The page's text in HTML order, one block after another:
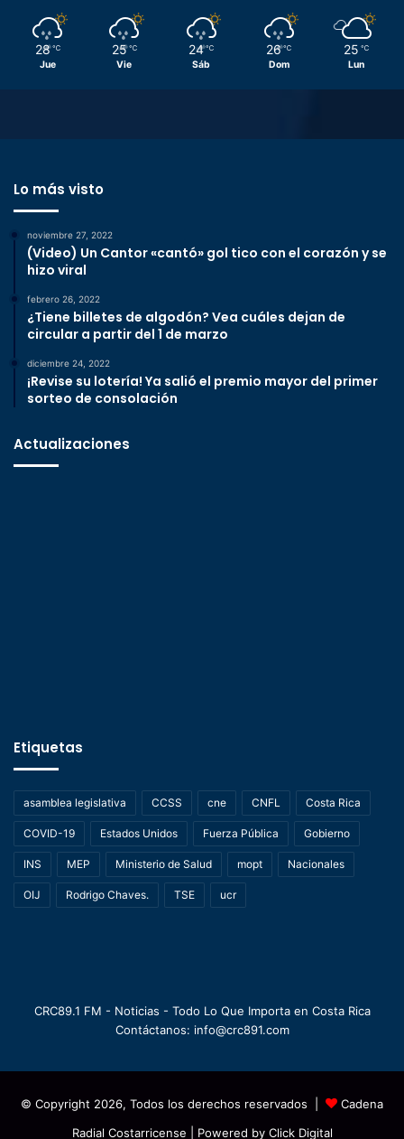
28 ℃
Jue
25 ℃
Vie
24 ℃
Sáb
26 ℃
Dom
25 ℃
Lun
Lo más visto
noviembre 27, 2022
(Video) Un Cantor «cantó» gol tico con el corazón y se
hizo viral
febrero 26, 2022
¿Tiene billetes de algodón? Vea cuáles dejan de
circular a partir del 1 de marzo
diciembre 24, 2022
¡Revise su lotería! Ya salió el premio mayor del primer
sorteo de consolación
Actualizaciones
Etiquetas
asamblea legislativa CCSS cne CNFL Costa Rica
COVID-19 Estados Unidos Fuerza Pública Gobierno
INS MEP Ministerio de Salud mopt Nacionales
OIJ Rodrigo Chaves. TSE ucr
CRC89.1 FM - Noticias - Todo Lo Que Importa en Costa Rica
Contáctanos: info@crc891.com
© Copyright 2026, Todos los derechos reservados |
Cadena
Radial Costarricense | Powered by Click Digital